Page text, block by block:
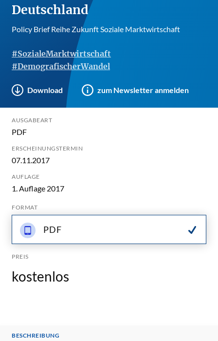
Deutschland
Policy Brief Reihe Zukunft Soziale Marktwirtschaft
#SozialeMarktwirtschaft
#DemografischerWandel
Download zum Newsletter anmelden
AUSGABEART
PDF
ERSCHEINUNGSTERMIN
07.11.2017
AUFLAGE
1. Auflage 2017
FORMAT
PDF
PREIS
kostenlos
BESCHREIBUNG